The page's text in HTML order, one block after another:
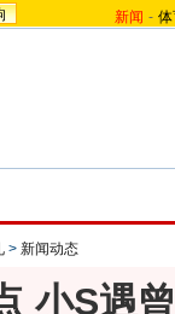
新闻 -
> 新闻动态
小S遇